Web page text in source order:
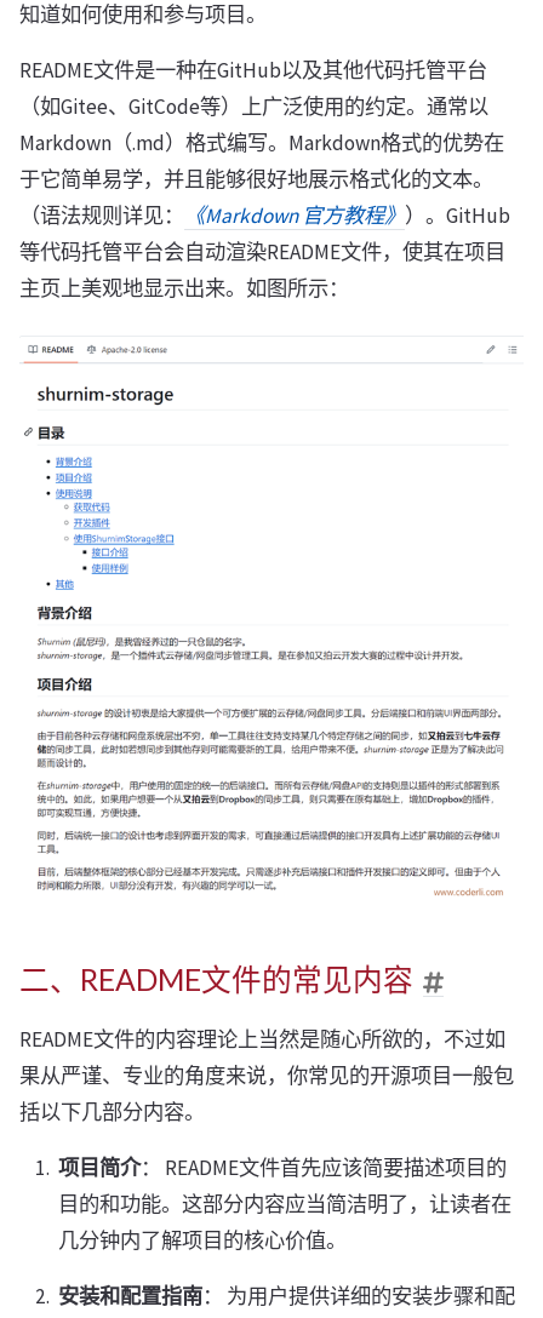
知道如何使用和参与项目。
README文件是一种在GitHub以及其他代码托管平台
（如Gitee、GitCode等）上广泛使用的约定。通常以
Markdown（.md）格式编写。Markdown格式的优势在
于它简单易学，并且能够很好地展示格式化的文本。
（语法规则详见：
《Markdown 官方教程》 ）。GitHub
等代码托管平台会自动渲染README文件，使其在项目
主页上美观地显示出来。如图所示：
二、README文件的常见内容
README文件的内容理论上当然是随心所欲的，不过如
果从严谨、专业的角度来说，你常见的开源项目一般包
括以下几部分内容。
项目简介： README文件首先应该简要描述项目的
目的和功能。这部分内容应当简洁明了，让读者在
几分钟内了解项目的核心价值。
安装和配置指南： 为用户提供详细的安装步骤和配